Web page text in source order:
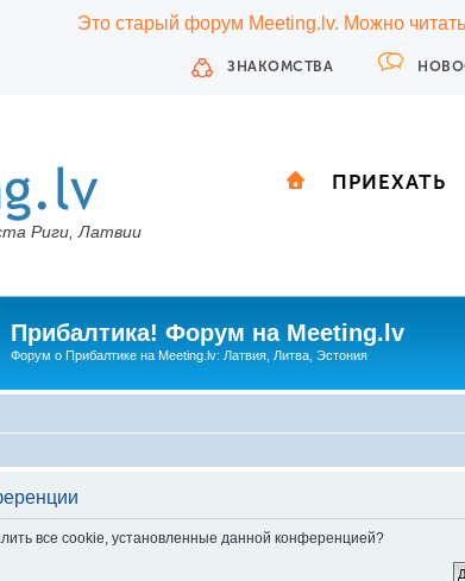
Это старый форум Meeting.lv. Можно
ЗНАКОМСТВА
Риги, Латвии
ПРИЕХАТЬ
Прибалтика! Форум на Meeting.lv
Форум о Прибалтике на Meeting.lv: Латвия, Литва, Эстония
все cookie, установленные данной конференцией?